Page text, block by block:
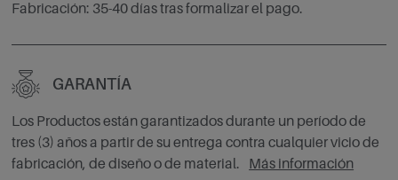
Fabricación: 35-40 días tras formalizar el pago.
GARANTÍA
Los Productos están garantizados durante un período de
tres (3) años a partir de su entrega contra cualquier vicio de
fabricación, de diseño o de material.
Más información